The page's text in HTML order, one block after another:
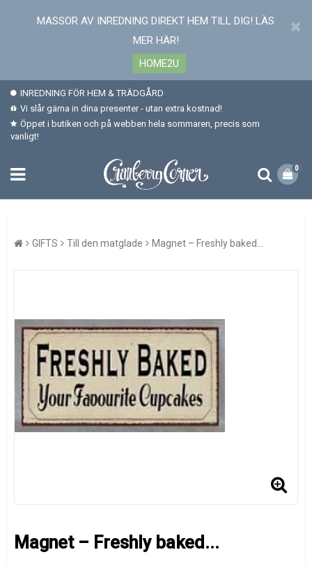
MASSOR AV INREDNING DIREKT HEM TILL DIG! LÄS
MER HÄR!
HOME2U
INREDNING FÖR HEM & TRÄDGÅRD
Vi slår gärna in dina presenter - utan extra kostnad!
Öppet i butiken och på webben hela sommaren, precis som
vanligt!
0
GIFTS Till den matglade Magnet – Freshly baked...
Magnet – Freshly baked...